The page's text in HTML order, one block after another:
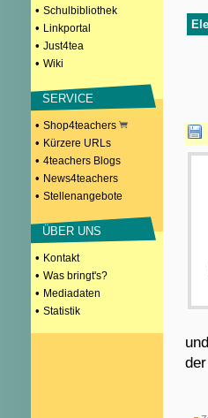
• Schulbibliothek
• Linkportal
• Just4tea
• Wiki
SERVICE
• Shop4teachers
• Kürzere URLs
• 4teachers Blogs
• News4teachers
• Stellenangebote
ÜBER UNS
• Kontakt
• Was bringt's?
• Mediadaten
• Statistik